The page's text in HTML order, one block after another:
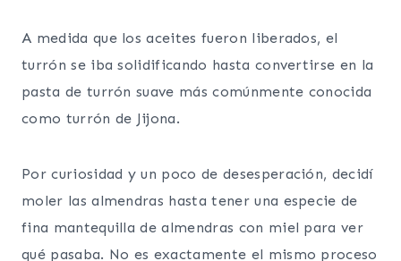
A medida que los aceites fueron liberados, el
turrón se iba solidificando hasta convertirse en la
pasta de turrón suave más comúnmente conocida
como turrón de Jijona.
Por curiosidad y un poco de desesperación, decidí
moler las almendras hasta tener una especie de
fina mantequilla de almendras con miel para ver
qué pasaba. No es exactamente el mismo proceso